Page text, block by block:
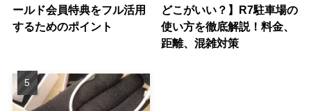
ールド会員特典をフル活用
するためのポイント
どこがいい？】R7駐車場の
使い方を徹底解説！料金、
距離、混雑対策